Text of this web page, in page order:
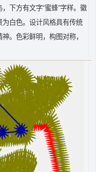
下方有文字“蜜蜂”字样。徽
白色。设计风格具有传统
。色彩鲜明，构图对称，